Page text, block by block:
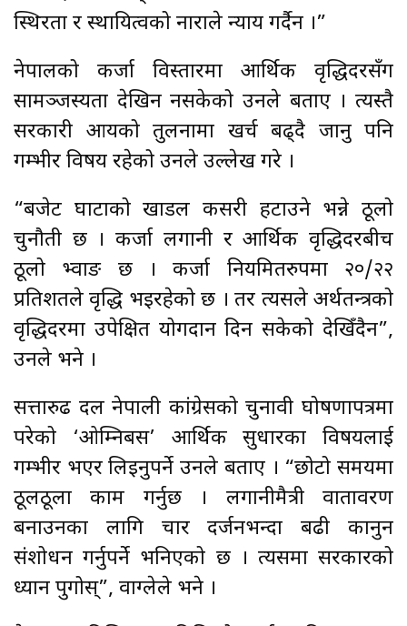
स्थिरता र स्थायित्वको नाराले न्याय गर्दैन ।”
नेपालको कर्जा विस्तारमा आर्थिक वृद्धिदरसँग
सामञ्जस्यता देखिन नसकेको उनले बताए । त्यस्तै
सरकारी आयको तुलनामा खर्च बढ्दै जानु पनि
गम्भीर विषय रहेको उनले उल्लेख गरे ।
“बजेट घाटाको खाडल कसरी हटाउने भन्ने ठूलो
चुनौती छ । कर्जा लगानी र आर्थिक वृद्धिदरबीच
ठूलो भ्वाङ छ । कर्जा नियमितरुपमा २०/२२
प्रतिशतले वृद्धि भइरहेको छ । तर त्यसले अर्थतन्त्रको
वृद्धिदरमा उपेक्षित योगदान दिन सकेको देखिँदैन”,
उनले भने ।
सत्तारुढ दल नेपाली कांग्रेसको चुनावी घोषणापत्रमा
परेको ‘ओम्निबस’ आर्थिक सुधारका विषयलाई
गम्भीर भएर लिइनुपर्ने उनले बताए । “छोटो समयमा
ठूलठूला काम गर्नुछ । लगानीमैत्री वातावरण
बनाउनका लागि चार दर्जनभन्दा बढी कानुन
संशोधन गर्नुपर्ने भनिएको छ । त्यसमा सरकारको
ध्यान पुगोस्”, वाग्लेले भने ।